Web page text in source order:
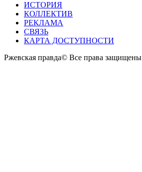
ИСТОРИЯ
КОЛЛЕКТИВ
РЕКЛАМА
СВЯЗЬ
КАРТА ДОСТУПНОСТИ
Ржевская правда© Все права защищены